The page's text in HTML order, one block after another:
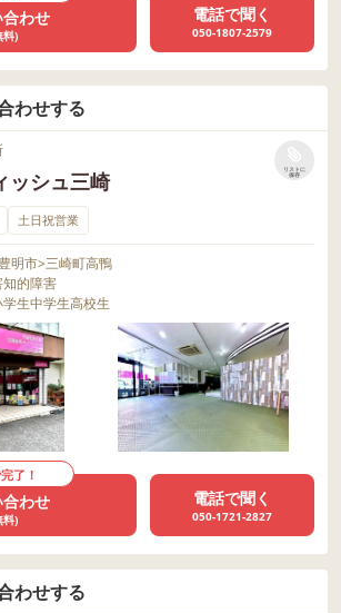
わせ
料)
電話で聞く
050-1807-2579
わせする
ッシュ三崎
リストに
保存
土日祝営業
豊明市>三崎町高鴨
知的障害
生中学生高校生
了！
わせ
料)
電話で聞く
050-1721-2827
わせする